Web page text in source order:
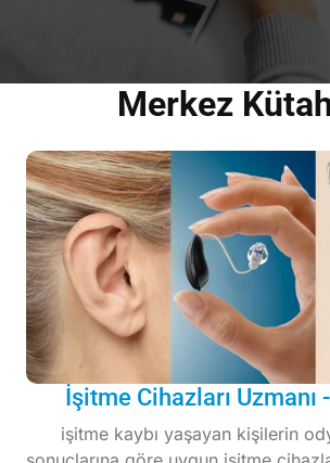
Merkez
İşitme Cihazları Uzmanı
işitme kaybı yaşayan kişilerin